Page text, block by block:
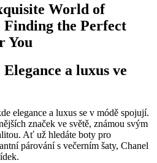
World of
the Perfect
You
‌a⁢ luxus ve
elegance a⁤ luxus ⁢se v módě spojují.
značek ⁢ve světě, známou ⁣svým
Ať už hledáte boty pro
párování s večerním ⁢šaty, ‌Chanel